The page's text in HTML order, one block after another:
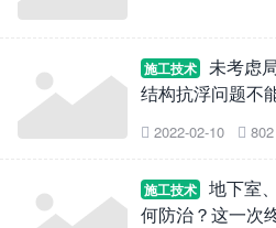
施工技术
未考虑
结构抗浮问题不
 2022-02-10  802
施工技术
地下室
何防治？这一次